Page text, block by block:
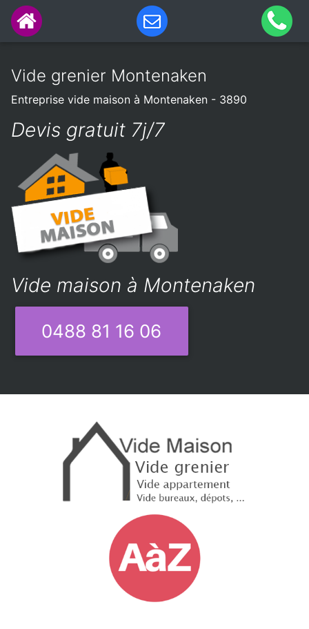
Vide grenier Montenaken
Entreprise vide maison à Montenaken - 3890
Devis gratuit 7j/7
Vide maison à Montenaken
0488 81 16 06